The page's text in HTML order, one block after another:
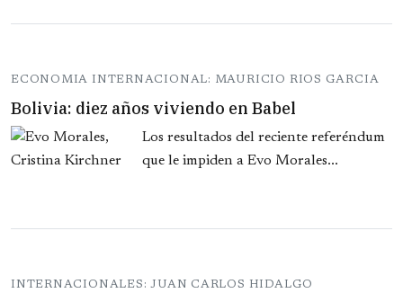
ECONOMIA INTERNACIONAL: MAURICIO RIOS GARCIA
Bolivia: diez años viviendo en Babel
Los resultados del reciente referéndum
que le impiden a Evo Morales...
INTERNACIONALES: JUAN CARLOS HIDALGO